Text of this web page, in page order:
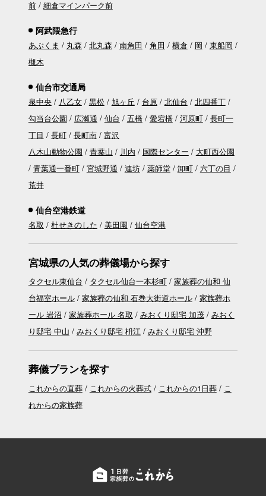
前
細倉マインパーク前
阿武隈急行
あぶくま 丸森 北丸森 南角田 角田 横倉 岡
東船岡
槻木
仙台市交通局
泉中央 八乙女 黒松 旭ヶ丘 台原 北仙台
北四番丁
勾当台公園
広瀬通 仙台 五橋 愛宕橋 河原町
長町一
丁目
長町 長町南
富沢
八木山動物公園
青葉山 川内 国際センター
大町西公園
青葉通一番町
宮城野通 連坊 薬師堂 卸町
六丁の目
荒井
仙台空港鉄道
名取 杜せきのした 美田園 仙台空港
宮城県の人気の葬儀場から探す
タクセル東仙台 タクセル仙台一本杉町
家族葬の仙和 仙
台福室ホール
家族葬の仙和 石巻大街道ホール
家族葬ホ
ール 岩沼
家族葬ホール 名取 みおくり邸宅 加茂
みおく
り邸宅 中山
みおくり邸宅 枡江 みおくり邸宅 沖野
葬儀プランを探す
これからの直葬 これからの火葬式 これからの1日葬
こ
れからの家族葬